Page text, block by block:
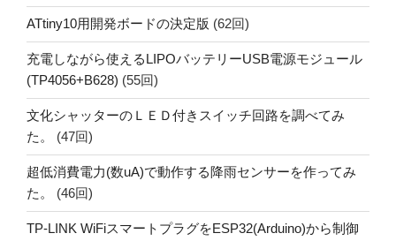
ATtiny10用開発ボードの決定版 (62回)
充電しながら使えるLIPOバッテリーUSB電源モジュール
(TP4056+B628) (55回)
文化シャッターのＬＥＤ付きスイッチ回路を調べてみ
た。
(47回)
超低消費電力(数uA)で動作する降雨センサーを作ってみ
た。
(46回)
TP-LINK WiFiスマートプラグをESP32(Arduino)から制御